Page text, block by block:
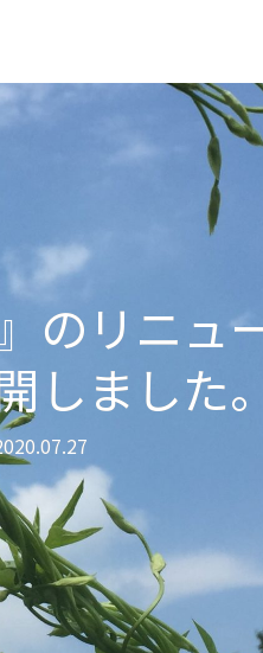
のリニュ
しました。